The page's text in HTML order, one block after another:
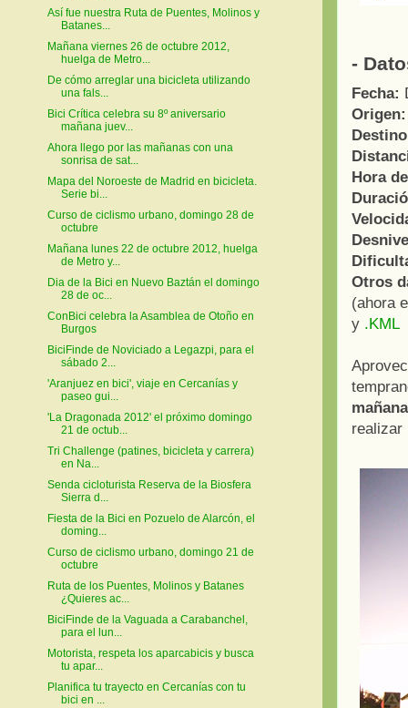
-
Fecha:
Origen:
Hora
Otros
(ahora
y .KML
mañana
realizar
Así fue nuestra Ruta de Puentes, Molinos y
Batanes...
Mañana viernes 26 de octubre 2012,
huelga de Metro...
De cómo arreglar una bicicleta utilizando
una fals...
Bici Crítica celebra su 8º aniversario
mañana juev...
Ahora llego por las mañanas con una
sonrisa de sat...
Mapa del Noroeste de Madrid en bicicleta.
Serie bi...
Curso de ciclismo urbano, domingo 28 de
octubre
Mañana lunes 22 de octubre 2012, huelga
de Metro y...
Dia de la Bici en Nuevo Baztán el domingo
28 de oc...
ConBici celebra la Asamblea de Otoño en
Burgos
BiciFinde de Noviciado a Legazpi, para el
sábado 2...
'Aranjuez en bici', viaje en Cercanías y
paseo gui...
'La Dragonada 2012' el próximo domingo
21 de octub...
Tri Challenge (patines, bicicleta y carrera)
en Na...
Senda cicloturista Reserva de la Biosfera
Sierra d...
Fiesta de la Bici en Pozuelo de Alarcón, el
doming...
Curso de ciclismo urbano, domingo 21 de
octubre
Ruta de los Puentes, Molinos y Batanes
¿Quieres ac...
BiciFinde de la Vaguada a Carabanchel,
para el lun...
Motorista, respeta los aparcabicis y busca
tu apar...
Planifica tu trayecto en Cercanías con tu
bici en ...